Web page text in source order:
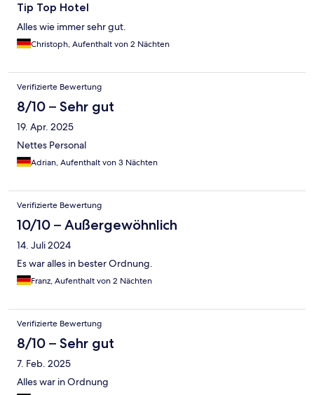
Tip Top Hotel
Alles wie immer sehr gut.
Christoph, Aufenthalt von 2 Nächten
Verifizierte Bewertung
8/10 – Sehr gut
19. Apr. 2025
Nettes Personal
Adrian, Aufenthalt von 3 Nächten
Verifizierte Bewertung
10/10 – Außergewöhnlich
14. Juli 2024
Es war alles in bester Ordnung.
Franz, Aufenthalt von 2 Nächten
Verifizierte Bewertung
8/10 – Sehr gut
7. Feb. 2025
Alles war in Ordnung